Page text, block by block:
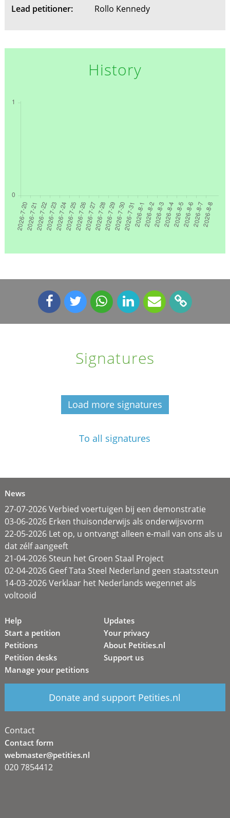
Lead petitioner:
Rollo Kennedy
History
Signatures
Load more signatures
To all signatures
News
27-07-2026 Verbied voertuigen bij een demonstratie
03-06-2026 Erken thuisonderwijs als onderwijsvorm
22-05-2026 Let op, u ontvangt alleen e-mail van ons als u
dat zélf aangeeft
21-04-2026 Steun het Groen Staal Project
02-04-2026 Geef Tata Steel Nederland geen staatssteun
14-03-2026 Verklaar het Nederlands wegennet als
voltooid
Help
Start a petition
Petitions
Petition desks
Manage your petitions
Updates
Your privacy
About Petities.nl
Support us
Donate and support Petities.nl
Contact
Contact form
webmaster@petities.nl
020 7854412